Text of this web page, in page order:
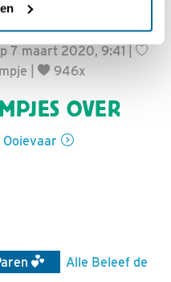
7 maart 2020, 9:41 |
946x
OVER
Ooievaar
Alle Beleef de